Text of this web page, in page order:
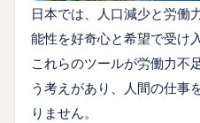
日本では、人口減少と労働
能性を好奇心と希望で受け
これらのツールが労働力不
う考えがあり、人間の仕事
りません。